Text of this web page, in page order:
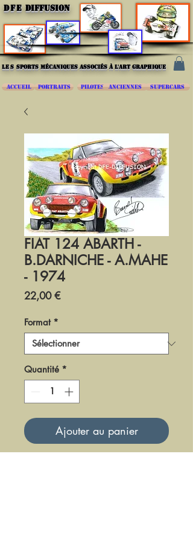
DFE DIFFUSION
les sports mécaniques associés à l'art graphique
ACCUEIL PORTRAITS PILOTES ANCIENNES SUPERCARS
FIAT 124 ABARTH -
B.DARNICHE - A.MAHE
- 1974
22,00 €Prix
Format *
Quantité *
Ajouter au panier